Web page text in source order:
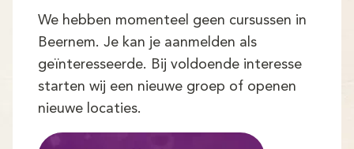
We hebben momenteel geen cursussen in
Beernem. Je kan je aanmelden als
geïnteresseerde. Bij voldoende interesse
starten wij een nieuwe groep of openen
nieuwe locaties.